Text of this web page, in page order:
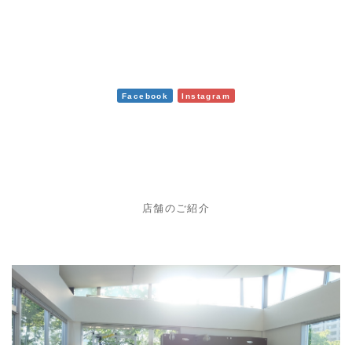
Facebook Instagram
店舗のご紹介